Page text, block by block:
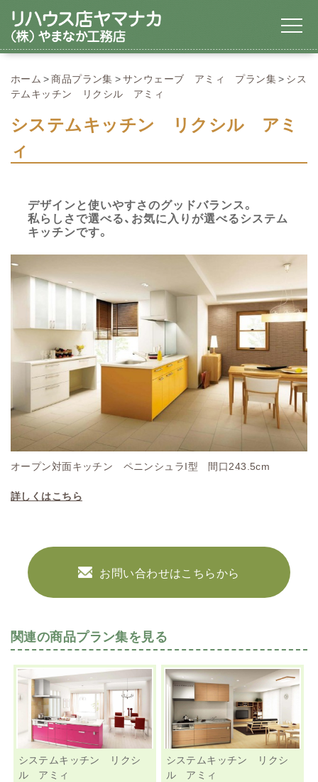
ホーム 商品プラン集 サンウェーブ アミィ プラン集
シス
テムキッチン リクシル アミィ
システムキッチン リクシル アミ
ィ
デザインと使いやすさのグッドバランス。
私らしさで選べる、お気に入りが選べるシステム
キッチンです。
オープン対面キッチン ペニンシュラI型 間口243.5cm
詳しくはこちら
お問い合わせはこちらから
関連の商品プラン集を見る
システムキッチン リクシ
ル アミィ
システムキッチン リクシ
ル アミィ